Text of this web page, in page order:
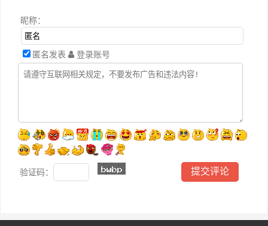
昵称：
匿名发表 登录账号
验证码：